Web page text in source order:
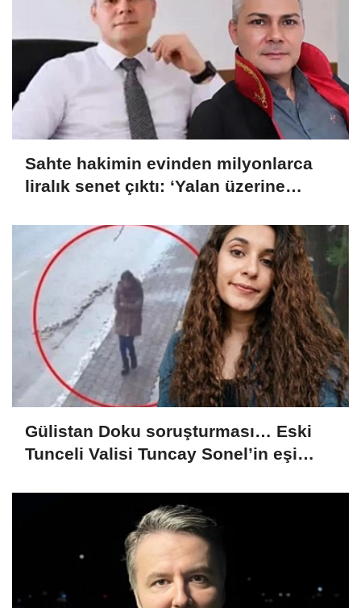
Sahte hakimin evinden milyonlarca
liralık senet çıktı: ‘Yalan üzerine
Gülistan Doku soruşturması… Eski
Tunceli Valisi Tuncay Sonel’in eşi